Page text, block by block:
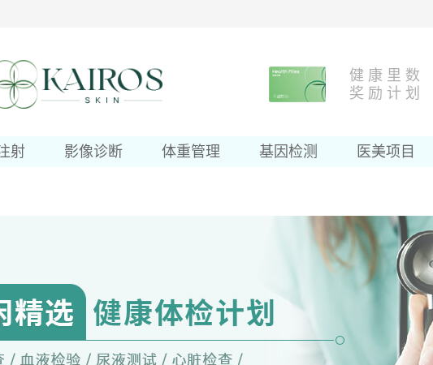
健 康 里 数
奖 励 计 划
射 影像诊断 体重管理 基因检测 医美项目